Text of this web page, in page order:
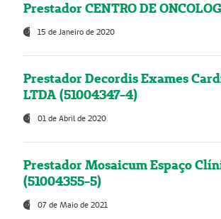
Prestador CENTRO DE
15 de Janeiro de 2020
Prestador Decordis Exames
LTDA (51004347-4)
01 de Abril de 2020
Prestador Mosaicum Espaço
(51004355-5)
07 de Maio de 2021